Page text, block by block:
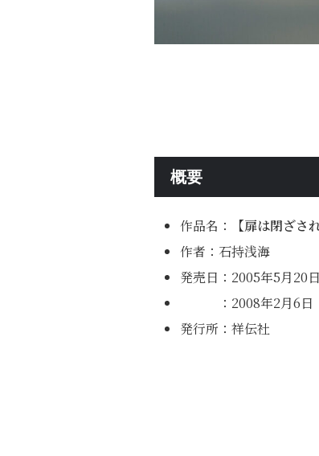
概要
作品名：
【扉は閉ざさ
作者：石持浅海
発売日：2005年5月20
：2008年2月6日（
発行所：祥伝社